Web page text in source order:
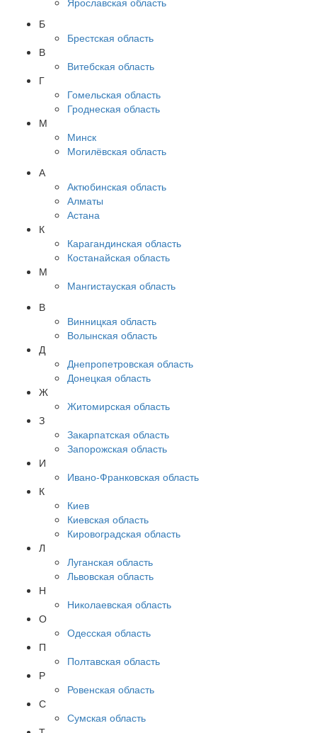
Б
Брестская область
В
Витебская область
Г
Гомельская область
Гроднеская область
М
Минск
Могилёвская область
А
Актюбинская область
Алматы
Астана
К
Карагандинская область
Костанайская область
М
Мангистауская область
В
Винницкая область
Волынская область
Д
Днепропетровская область
Донецкая область
Ж
Житомирская область
З
Закарпатская область
Запорожская область
И
Ивано-Франковская область
К
Киев
Киевская область
Кировоградская область
Л
Луганская область
Львовская область
Н
Николаевская область
О
Одесская область
П
Полтавская область
Р
Ровенская область
С
Сумская область